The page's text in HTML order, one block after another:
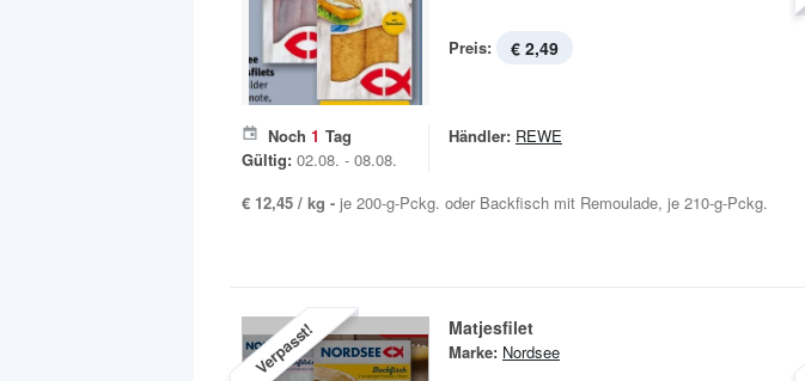
Preis: € 2,49
Noch 1 Tag
Gültig: 02.08. - 08.08.
Händler: REWE
€ 12,45 / kg - je 200-g-Pckg. oder Backfisch mit Remoulade, je 210-g-Pckg.
Verpasst! Matjesfilet
Marke: Nordsee